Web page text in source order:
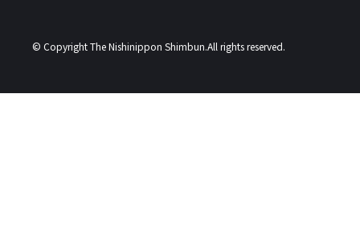
© Copyright The Nishinippon Shimbun.All rights reserved.